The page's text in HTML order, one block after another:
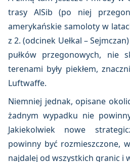
trasy AlSib (po niej
amerykańskie samoloty w
z 2. (odcinek Uełkal –
pułków przegonowych, nie
terenami były piekłem,
Luftwaffe.
Niemniej jednak, opisane
żadnym wypadku nie
Jakiekolwiek nowe
powinny być rozmieszczone,
najdalej od wszystkich granic i